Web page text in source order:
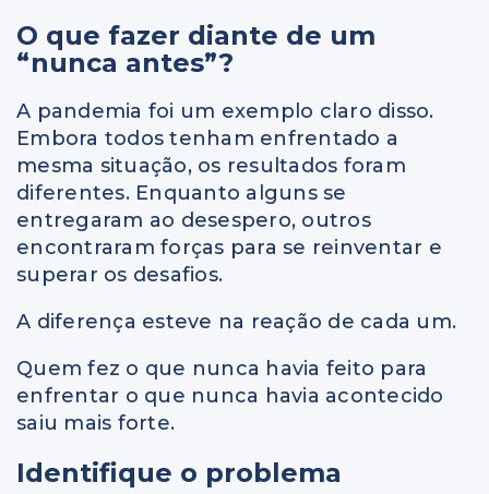
O que fazer diante de um
“nunca antes”?
A pandemia foi um exemplo claro disso.
Embora todos tenham enfrentado a
mesma situação, os resultados foram
diferentes. Enquanto alguns se
entregaram ao desespero, outros
encontraram forças para se reinventar e
superar os desafios.
A diferença esteve na reação de cada um.
Quem fez o que nunca havia feito para
enfrentar o que nunca havia acontecido
saiu mais forte.
Identifique o problema